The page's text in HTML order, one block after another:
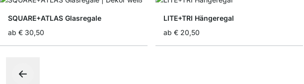
SQUARE+ATLAS Glasregale
ab € 30,50
LITE+TRI Hängeregal
ab € 20,50